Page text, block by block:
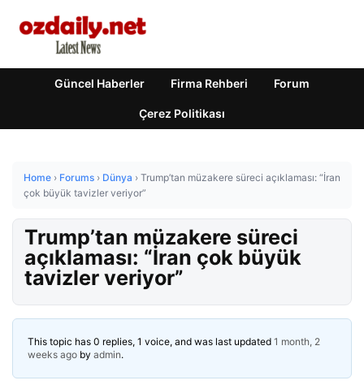
Güncel Haberler Firma Rehberi Forum
Çerez Politikası
Home › Forums › Dünya › Trump’tan müzakere süreci açıklaması: “İran
çok büyük tavizler veriyor”
Trump’tan müzakere süreci
açıklaması: “İran çok büyük
tavizler veriyor”
This topic has 0 replies, 1 voice, and was last updated 1 month, 2
weeks ago by admin.